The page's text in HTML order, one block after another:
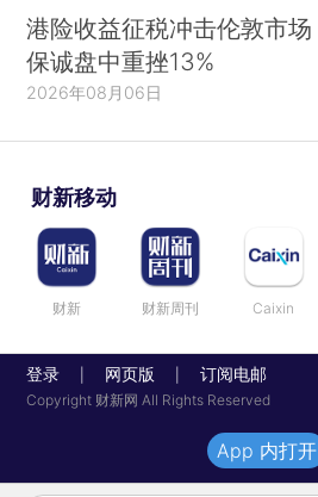
港险收益征税冲击伦敦市场
保诚盘中重挫13%
2026年08月06日
财新移动
财新 财新周刊 Caixin
登录 网页版 订阅电邮
Copyright 财新网 All Rights Reserved
App 内打开